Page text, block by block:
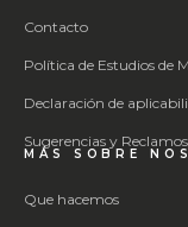
Contacto
Política de Estudios de
Declaración de
Sugerencias y Reclamos
MÁS SOBRE
Que hacemos